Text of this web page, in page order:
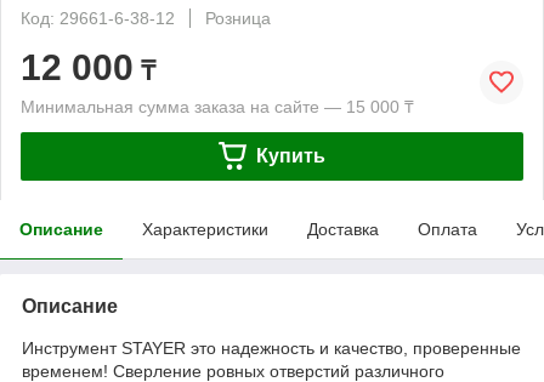
Код: 29661-6-38-12
Розница
12 000 ₸
Минимальная сумма заказа на сайте — 15 000 ₸
Купить
Описание Характеристики Доставка Оплата
Описание
Инструмент STAYER это надежность и качество, проверенные
временем! Сверление ровных отверстий различного